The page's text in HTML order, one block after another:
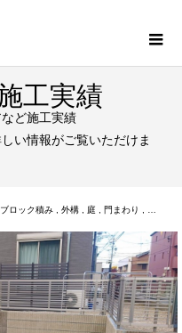
工実績
ど施工実績
い情報がご覧いただけま
ブロック積み 外構 庭 門まわり